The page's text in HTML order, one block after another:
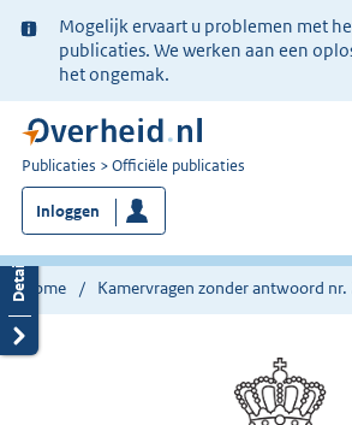
Ter
informatie:
Mogelijk ervaart u problemen met
publicaties. We werken aan een
het ongemak.
U
bent
nu
hier:
Publicaties Officiële publicaties
Inloggen
Home Kamervragen zonder antwoord